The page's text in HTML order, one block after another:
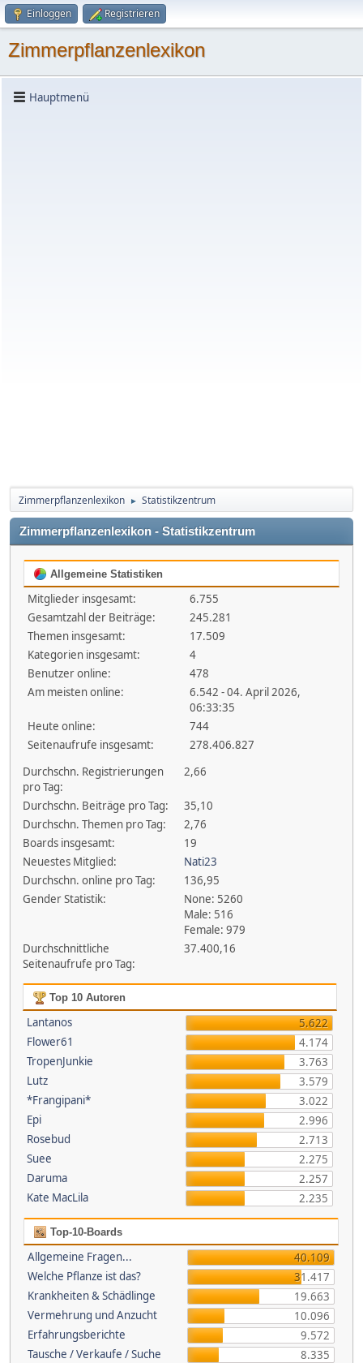
Einloggen Registrieren
Zimmerpflanzenlexikon
Hauptmenü
Zimmerpflanzenlexikon ► Statistikzentrum
Zimmerpflanzenlexikon - Statistikzentrum
Allgemeine Statistiken
Mitglieder insgesamt:
6.755
Gesamtzahl der Beiträge:
245.281
Themen insgesamt:
17.509
Kategorien insgesamt:
4
Benutzer online:
478
Am meisten online:
6.542 - 04. April 2026,
06:33:35
Heute online:
744
Seitenaufrufe insgesamt:
278.406.827
Durchschn. Registrierungen
pro Tag:
2,66
Durchschn. Beiträge pro Tag:
35,10
Durchschn. Themen pro Tag:
2,76
Boards insgesamt:
19
Neuestes Mitglied:
Nati23
Durchschn. online pro Tag:
136,95
Gender Statistik:
None: 5260
Male: 516
Female: 979
Durchschnittliche
Seitenaufrufe pro Tag:
37.400,16
Top 10 Autoren
Lantanos
5.622
Flower61
4.174
TropenJunkie
3.763
Lutz
3.579
*Frangipani*
3.022
Epi
2.996
Rosebud
2.713
Suee
2.275
Daruma
2.257
Kate MacLila
2.235
Top-10-Boards
Allgemeine Fragen...
40.109
Welche Pflanze ist das?
31.417
Krankheiten & Schädlinge
19.663
Vermehrung und Anzucht
10.096
Erfahrungsberichte
9.572
Tausche / Verkaufe / Suche
8.335